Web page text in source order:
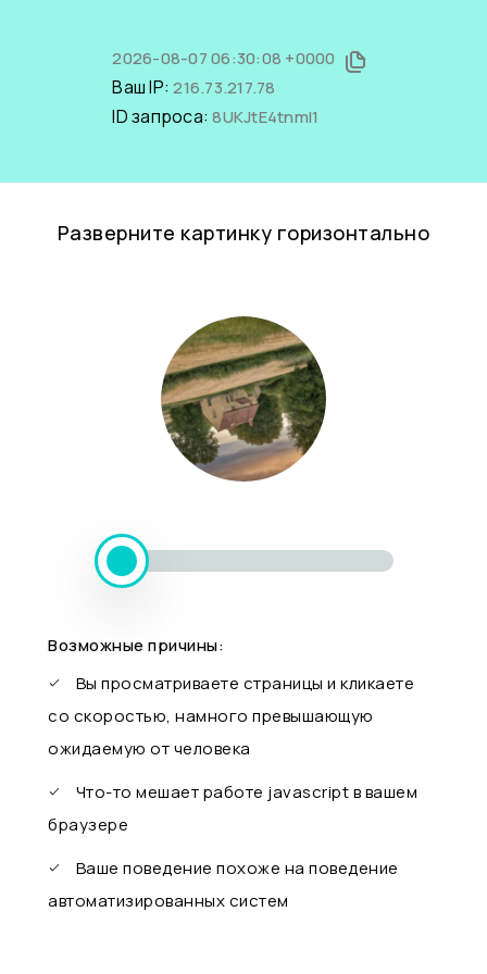
2026-08-07 06:30:08 +0000
Ваш IP:216.73.217.78
ID запроса:8UKJtE4tnmI1
Разверните картинку горизонтально
Возможные причины:
Вы просматриваете страницы и кликаете
со скоростью, намного превышающую
ожидаемую от человека
Что-то мешает работе javascript в вашем
браузере
Ваше поведение похоже на поведение
автоматизированных систем